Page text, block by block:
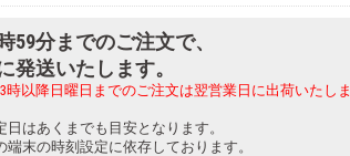
59分までのご注文で、
発送いたします。
時以降日曜日までのご注文は翌営業日に出荷いたしま
はあくまでも目安となります。
末の時刻設定に依存しております。